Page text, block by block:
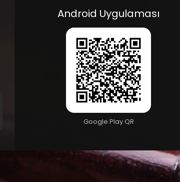
Android Uygulaması
Google Play QR